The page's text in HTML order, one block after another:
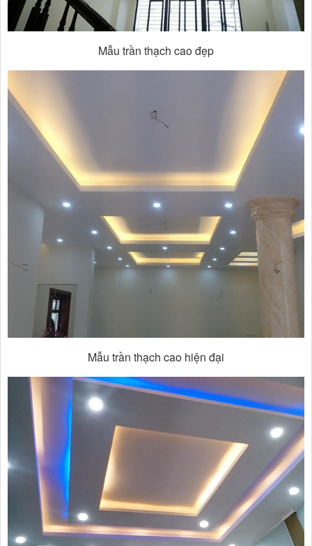
Mẫu trần thạch cao đẹp
Mẫu trần thạch cao hiện đại